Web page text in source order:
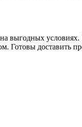
условиях.
Готовы доставить